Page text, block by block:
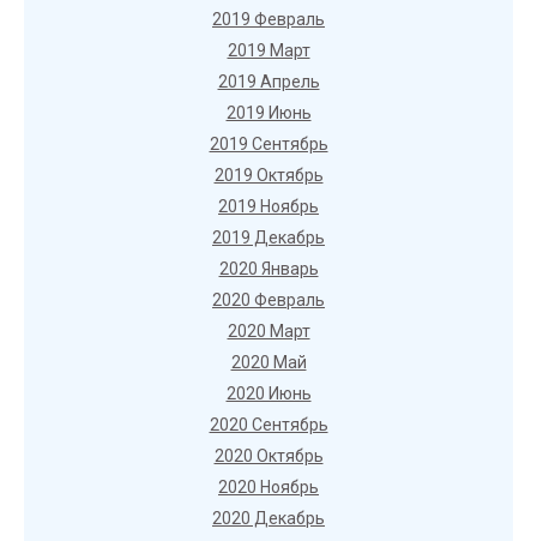
2019 Февраль
2019 Март
2019 Апрель
2019 Июнь
2019 Сентябрь
2019 Октябрь
2019 Ноябрь
2019 Декабрь
2020 Январь
2020 Февраль
2020 Март
2020 Май
2020 Июнь
2020 Сентябрь
2020 Октябрь
2020 Ноябрь
2020 Декабрь